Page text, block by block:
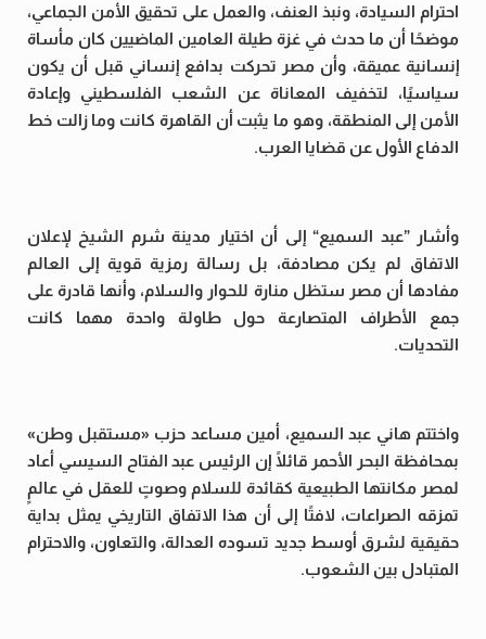
احترام السيادة، ونبذ العنف، والعمل على تحقيق الأمن الجماعي،
موضحًا أن ما حدث في غزة طيلة العامين الماضيين كان مأساة
إنسانية عميقة، وأن مصر تحركت بدافع إنساني قبل أن يكون
سياسيًا، لتخفيف المعاناة عن الشعب الفلسطيني وإعادة
الأمن إلى المنطقة، وهو ما يثبت أن القاهرة كانت وما زالت خط
الدفاع الأول عن قضايا العرب.
وأشار ”عبد السميع“ إلى أن اختيار مدينة شرم الشيخ لإعلان
الاتفاق لم يكن مصادفة، بل رسالة رمزية قوية إلى العالم
مفادها أن مصر ستظل منارة للحوار والسلام، وأنها قادرة على
جمع الأطراف المتصارعة حول طاولة واحدة مهما كانت
التحديات.
واختتم هاني عبد السميع، أمين مساعد حزب «مستقبل وطن»
بمحافظة البحر الأحمر قائلًا إن الرئيس عبد الفتاح السيسي أعاد
لمصر مكانتها الطبيعية كقائدة للسلام وصوتٍ للعقل في عالمٍ
تمزقه الصراعات، لافتًا إلى أن هذا الاتفاق التاريخي يمثل بداية
حقيقية لشرق أوسط جديد تسوده العدالة، والتعاون، والاحترام
المتبادل بين الشعوب.